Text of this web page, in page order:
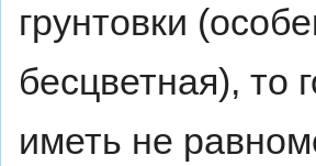
грунтовки
бесцветная), то
иметь не